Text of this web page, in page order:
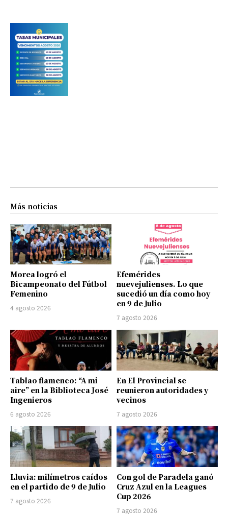
Más noticias
Morea logró el
Bicampeonato del Fútbol
Femenino
4 agosto 2026
Efemérides
nuevejulienses. Lo que
sucedió un día como hoy
en 9 de Julio
7 agosto 2026
Tablao flamenco: “A mi
aire” en la Biblioteca José
Ingenieros
6 agosto 2026
En El Provincial se
reunieron autoridades y
vecinos
7 agosto 2026
Lluvia: milímetros caídos
en el partido de 9 de Julio
7 agosto 2026
Con gol de Paradela ganó
Cruz Azul en la Leagues
Cup 2026
7 agosto 2026